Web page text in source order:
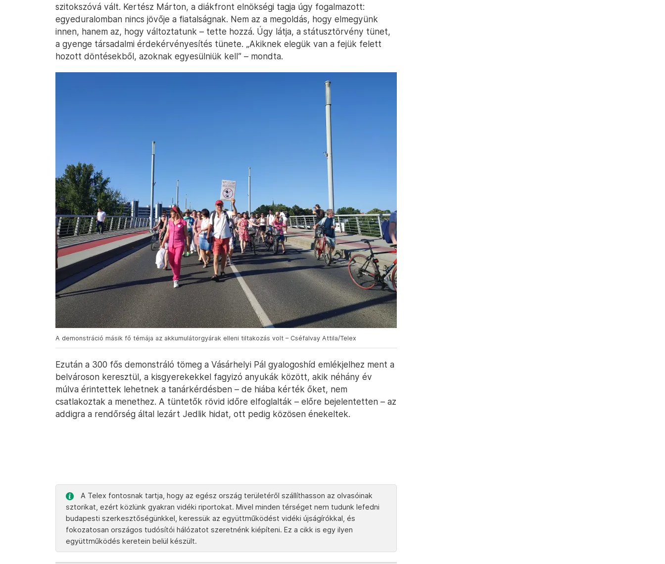
szitokszóvá vált. Kertész Márton, a diákfront elnökségi tagja úgy fogalmazott:
egyeduralomban nincs jövője a fiatalságnak. Nem az a megoldás, hogy elmegyünk
innen, hanem az, hogy változtatunk – tette hozzá. Úgy látja, a státusztörvény tünet,
a gyenge társadalmi érdekérvényesítés tünete. „Akiknek elegük van a fejük felett
hozott döntésekből, azoknak egyesülniük kell” – mondta.
A demonstráció másik fő témája az akkumulátorgyárak elleni tiltakozás volt – Cséfalvay Attila/Telex
Ezután a 300 fős demonstráló tömeg a Vásárhelyi Pál gyalogoshíd emlékjelhez ment a
belvároson keresztül, a kisgyerekekkel fagyizó anyukák között, akik néhány év
múlva érintettek lehetnek a tanárkérdésben – de hiába kérték őket, nem
csatlakoztak a menethez. A tüntetők rövid időre elfoglalták – előre bejelentetten – az
addigra a rendőrség által lezárt Jedlik hidat, ott pedig közösen énekeltek.
A Telex fontosnak tartja, hogy az egész ország területéről szállíthasson az olvasóinak
sztorikat, ezért közlünk gyakran vidéki riportokat. Mivel minden térséget nem tudunk lefedni
budapesti szerkesztőségünkkel, keressük az együttműködést vidéki újságírókkal, és
fokozatosan országos tudósítói hálózatot szeretnénk kiépíteni. Ez a cikk is egy ilyen
együttműködés keretein belül készült.